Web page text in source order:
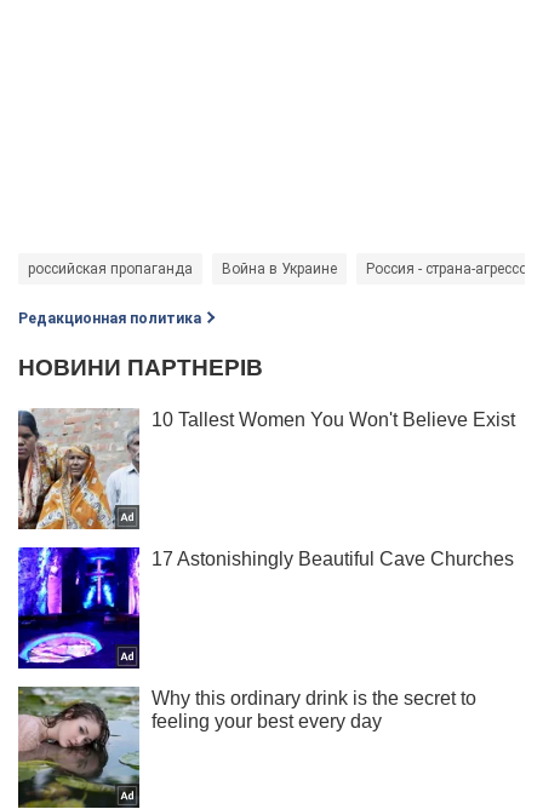
российская пропаганда Война в Украине Россия - страна-агрессор
Редакционная политика